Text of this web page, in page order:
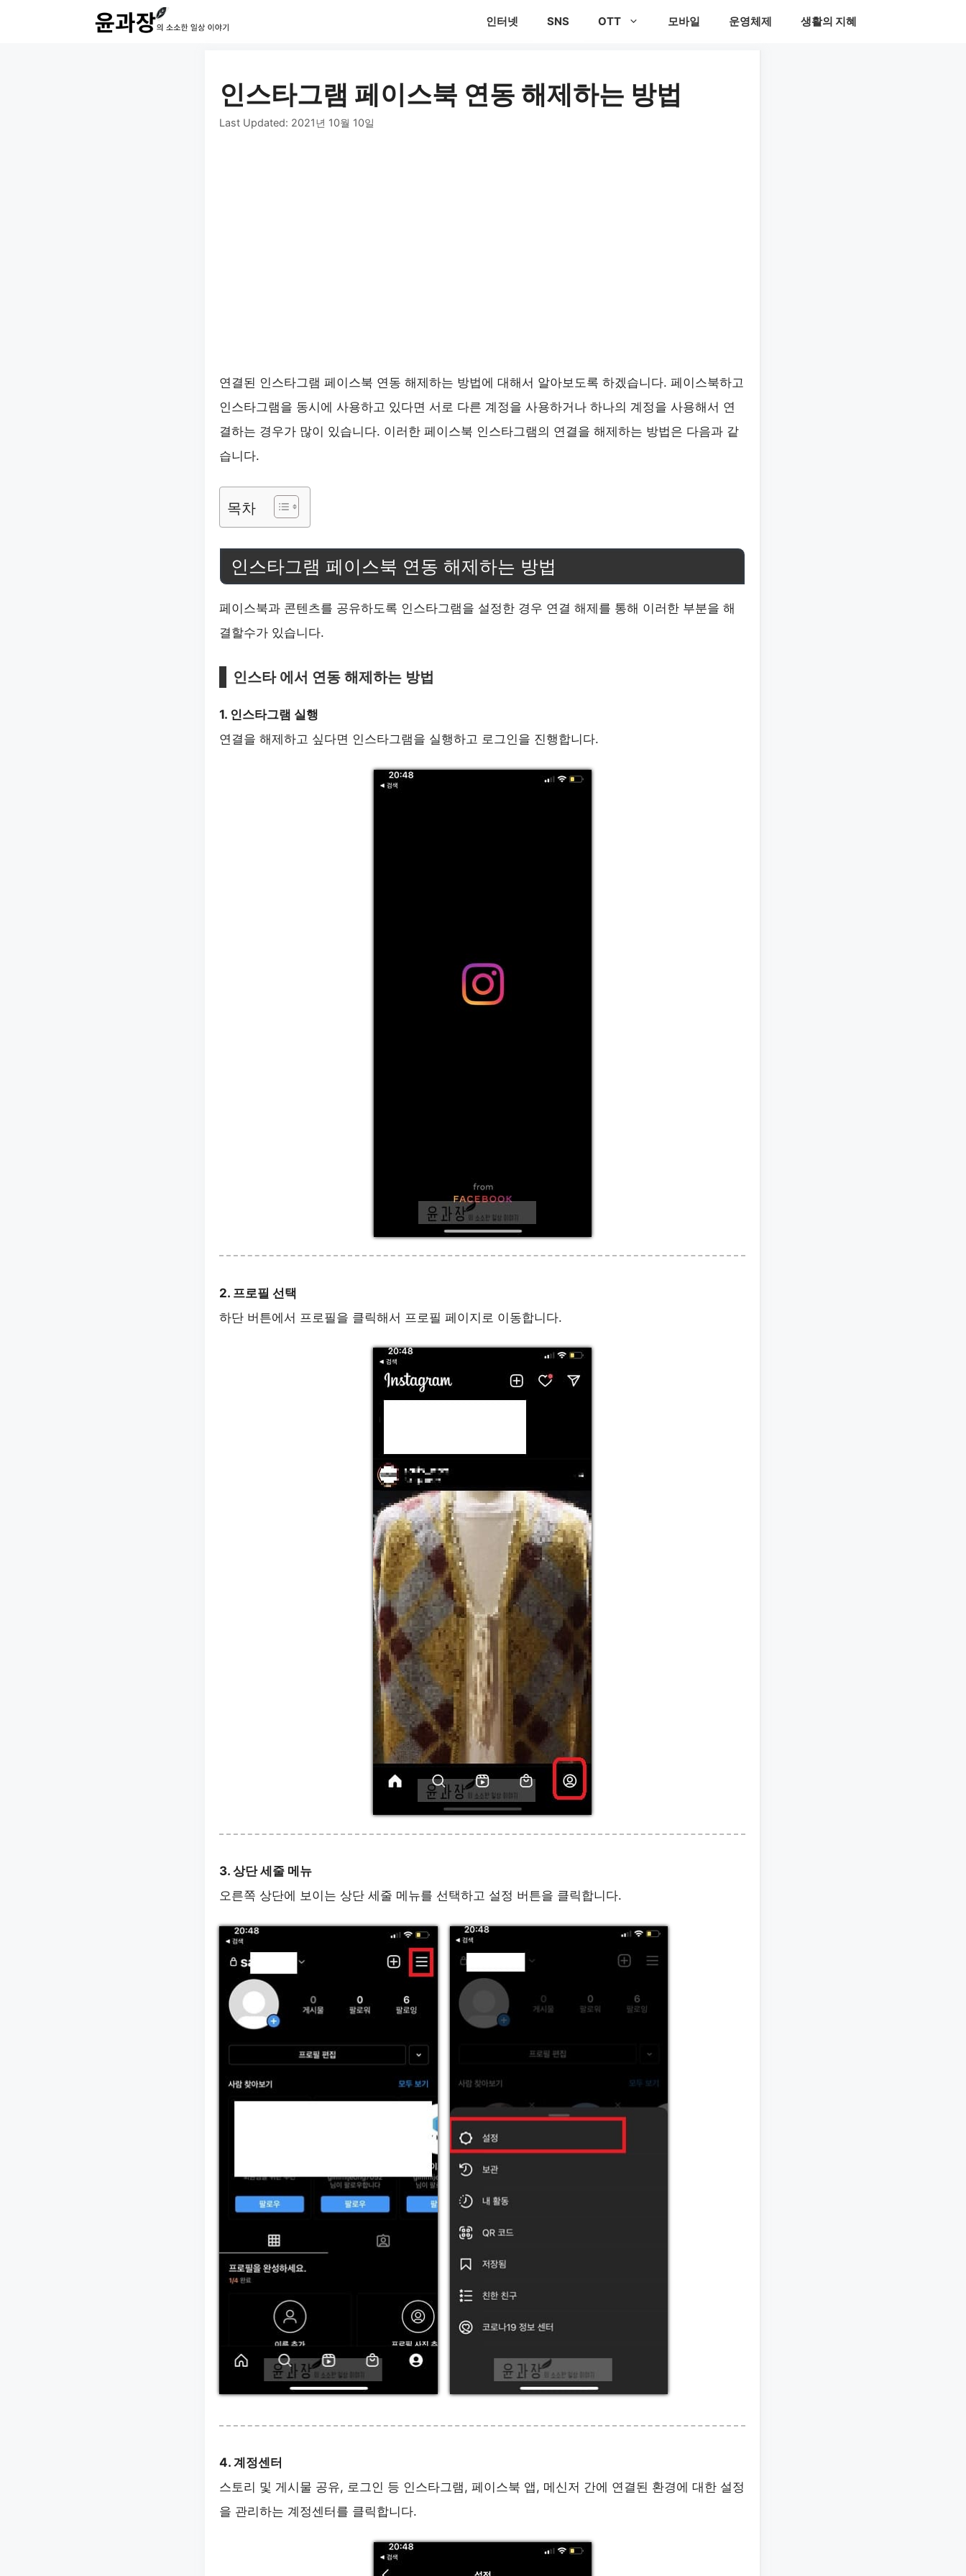
인터넷 SNS OTT 모바일 운영체제 생활의 지혜
인스타그램 페이스북 연동 해제하는 방법
Last Updated: 2021년 10월 10일
연결된 인스타그램 페이스북 연동 해제하는 방법에 대해서 알아보도록 하겠습니다. 페이스북하고
인스타그램을 동시에 사용하고 있다면 서로 다른 계정을 사용하거나 하나의 계정을 사용해서 연
결하는 경우가 많이 있습니다. 이러한 페이스북 인스타그램의 연결을 해제하는 방법은 다음과 같
습니다.
목차
인스타그램 페이스북 연동 해제하는 방법
페이스북과 콘텐츠를 공유하도록 인스타그램을 설정한 경우 연결 해제를 통해 이러한 부분을 해
결할수가 있습니다.
인스타 에서 연동 해제하는 방법
1. 인스타그램 실행
연결을 해제하고 싶다면 인스타그램을 실행하고 로그인을 진행합니다.
2. 프로필 선택
하단 버튼에서 프로필을 클릭해서 프로필 페이지로 이동합니다.
3. 상단 세줄 메뉴
오른쪽 상단에 보이는 상단 세줄 메뉴를 선택하고 설정 버튼을 클릭합니다.
4. 계정센터
스토리 및 게시물 공유, 로그인 등 인스타그램, 페이스북 앱, 메신저 간에 연결된 환경에 대한 설정
을 관리하는 계정센터를 클릭합니다.